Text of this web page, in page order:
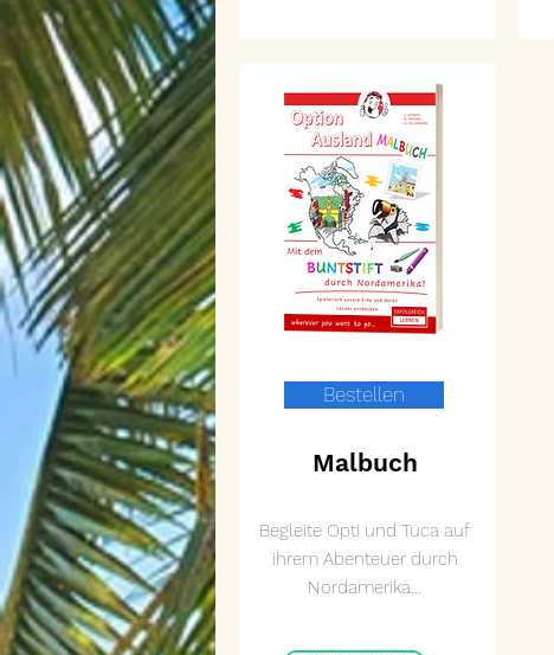
Bestellen
Malbuch
Begleite Opti und Tuca auf
ihrem Abenteuer durch
Nordamerika...